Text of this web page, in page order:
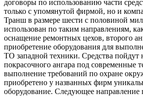
договоры по использованию части
только с упомянутой фирмой, но и
Транш в размере шести с половиной
использован по таким направлениям,
оснащение ремонтных цехов, второго
приобретение оборудования для
ТО западной техники. Средства пойдут
покрасочного ангара под современные
выполнение требований по охране
приобретено у названных фирм
оборудование. Следующее